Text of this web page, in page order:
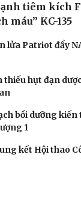
Nhà
Tình
tiêm kích
máu” KC-135
lửa Patriot đẩy
hụt đạn
bồi dưỡng
1
kết Hội thao